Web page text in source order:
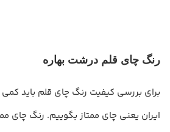
رنگ چای قلم درشت بهاره
برای بررسی کیفیت رنگ چای قلم باید
ایران یعنی چای ممتاز بگوییم. رنگ چای